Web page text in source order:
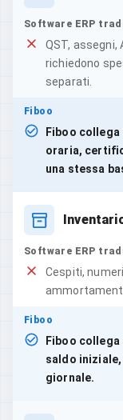
Software ERP
QST, assegni,
richiedono
separati.
Fiboo
Fiboo
oraria,
una stessa
Software ERP
Cespiti,
Fiboo
Fiboo
saldo
giornale.